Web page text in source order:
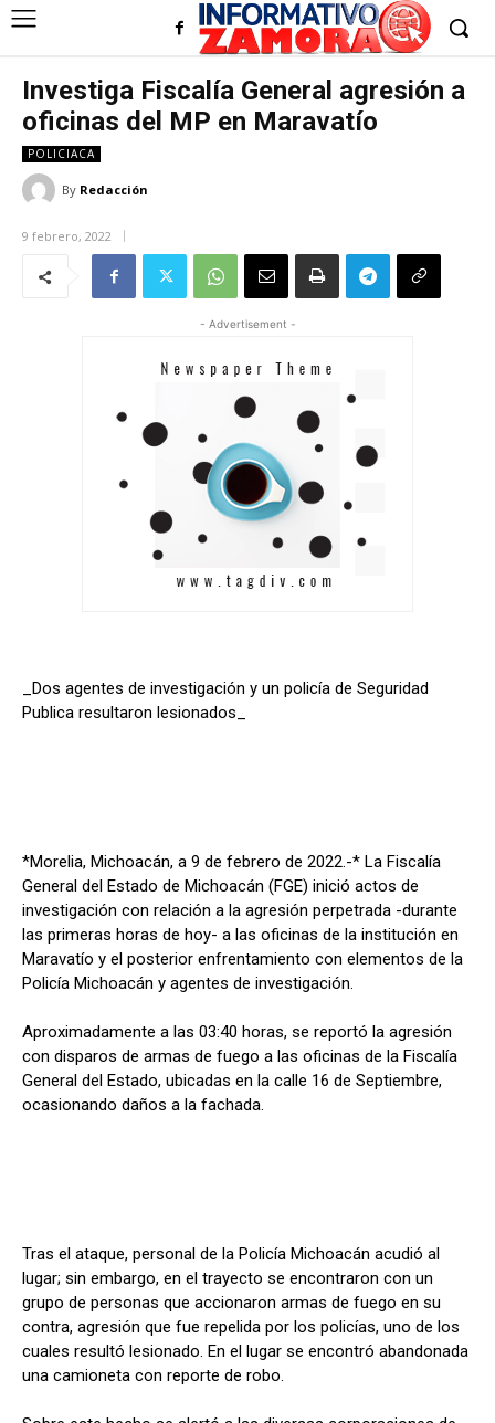
Investiga Fiscalía General agresión a
oficinas del MP en Maravatío
POLICIACA
By Redacción
9 febrero, 2022
- Advertisement -
_Dos agentes de investigación y un policía de Seguridad
Publica resultaron lesionados_
*Morelia, Michoacán, a 9 de febrero de 2022.-* La Fiscalía
General del Estado de Michoacán (FGE) inició actos de
investigación con relación a la agresión perpetrada -durante
las primeras horas de hoy- a las oficinas de la institución en
Maravatío y el posterior enfrentamiento con elementos de la
Policía Michoacán y agentes de investigación.
Aproximadamente a las 03:40 horas, se reportó la agresión
con disparos de armas de fuego a las oficinas de la Fiscalía
General del Estado, ubicadas en la calle 16 de Septiembre,
ocasionando daños a la fachada.
Tras el ataque, personal de la Policía Michoacán acudió al
lugar; sin embargo, en el trayecto se encontraron con un
grupo de personas que accionaron armas de fuego en su
contra, agresión que fue repelida por los policías, uno de los
cuales resultó lesionado. En el lugar se encontró abandonada
una camioneta con reporte de robo.